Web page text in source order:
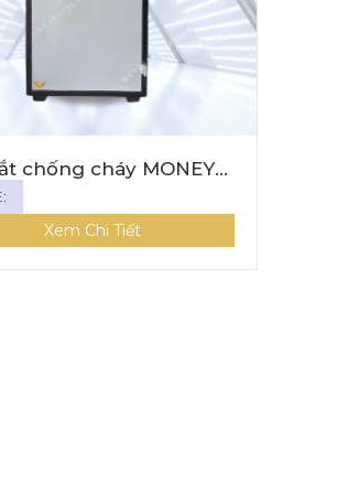
chống cháy MONEY
Xem Chi Tiết